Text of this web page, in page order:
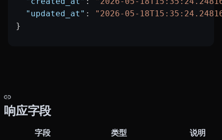
  "updated_at"
:
"2026-05-
}
响应字段
字段 类型 说明